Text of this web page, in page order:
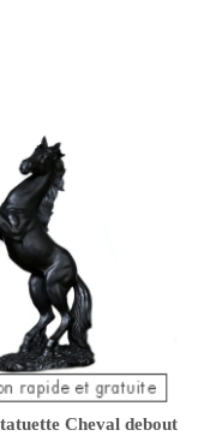
Cheval debout